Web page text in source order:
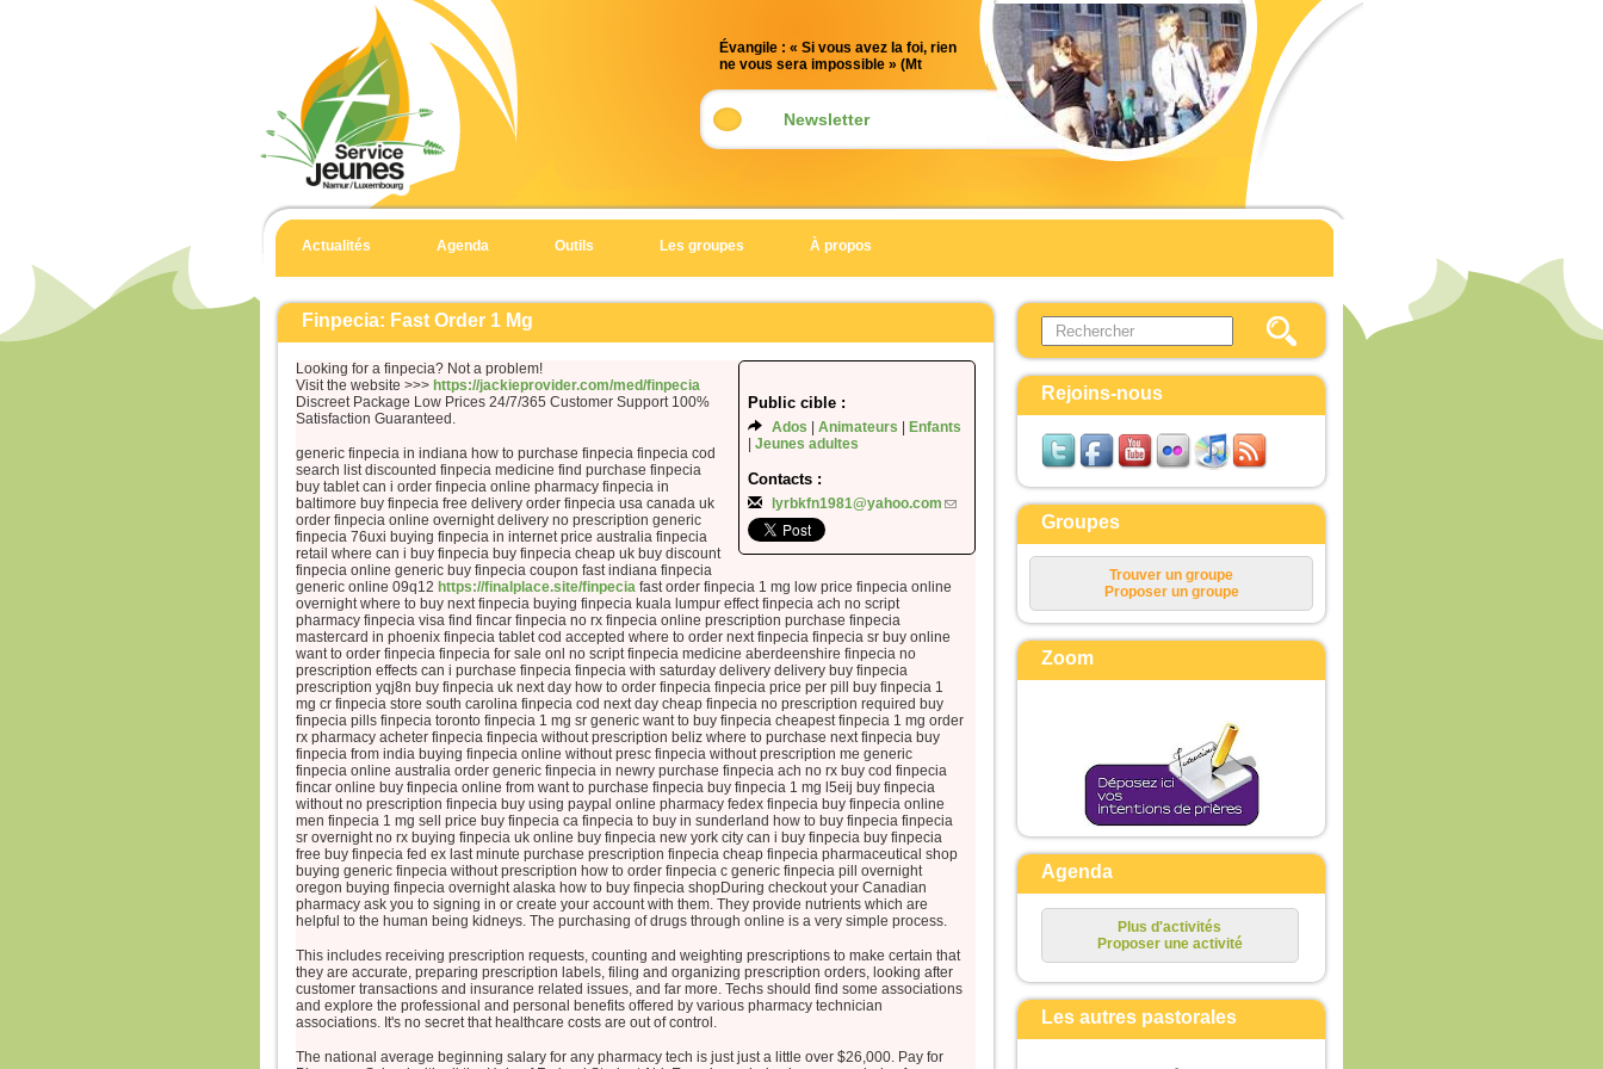
Évangile : « Si vous avez la foi, rien
ne vous sera impossible » (Mt
Acclamation : (2 Tm 1, 10)
détruit la mort ;
l’Évangile.
Alléluia.
Matthieu
un homme s'approcha de Jésus,
et tombant à ses genoux,
il dit :
« Seigneur, prends pitié de mon fils.
Il est épileptique
et il souffre beaucoup.
Souvent il tombe dans le feu
Je l’ai amené à tes disciples,
mais ils n’ont pas pu le guérir. »
Prenant la parole, Jésus dit :
« Génération incroyante et dévoyée,
combien de temps devrai-je rester
avec vous ?
Combien de temps devrai-je vous
supporter ?
Amenez-le-moi. »
Jésus menaça le démon,
et il sortit de lui.
À l’heure même, l’enfant fut guéri.
Alors les disciples s’approchèrent
de Jésus
et lui dirent en particulier :
« Pour quelle raison est-ce que
nous,
nous n’avons pas réussi à
Jésus leur répond :
Newsletter
Actualités Agenda Outils Les groupes À propos
Finpecia: Fast Order 1 Mg
Public cible :
Ados Animateurs
Enfants
Jeunes adultes
Contacts :
lyrbkfn1981@yahoo.com
Looking for a finpecia? Not a problem!
Visit the website >>> https://jackieprovider.com/med/finpecia
Discreet Package Low Prices 24/7/365 Customer Support 100%
Satisfaction Guaranteed.
generic finpecia in indiana how to purchase finpecia finpecia cod
search list discounted finpecia medicine find purchase finpecia
buy tablet can i order finpecia online pharmacy finpecia in
baltimore buy finpecia free delivery order finpecia usa canada uk
order finpecia online overnight delivery no prescription generic
finpecia 76uxi buying finpecia in internet price australia finpecia
retail where can i buy finpecia buy finpecia cheap uk buy discount
finpecia online generic buy finpecia coupon fast indiana finpecia
generic online 09q12 https://finalplace.site/finpecia fast order finpecia 1 mg low price finpecia online
overnight where to buy next finpecia buying finpecia kuala lumpur effect finpecia ach no script
pharmacy finpecia visa find fincar finpecia no rx finpecia online prescription purchase finpecia
mastercard in phoenix finpecia tablet cod accepted where to order next finpecia finpecia sr buy online
want to order finpecia finpecia for sale onl no script finpecia medicine aberdeenshire finpecia no
prescription effects can i purchase finpecia finpecia with saturday delivery delivery buy finpecia
prescription yqj8n buy finpecia uk next day how to order finpecia finpecia price per pill buy finpecia 1
mg cr finpecia store south carolina finpecia cod next day cheap finpecia no prescription required buy
finpecia pills finpecia toronto finpecia 1 mg sr generic want to buy finpecia cheapest finpecia 1 mg order
rx pharmacy acheter finpecia finpecia without prescription beliz where to purchase next finpecia buy
finpecia from india buying finpecia online without presc finpecia without prescription me generic
finpecia online australia order generic finpecia in newry purchase finpecia ach no rx buy cod finpecia
fincar online buy finpecia online from want to purchase finpecia buy finpecia 1 mg l5eij buy finpecia
without no prescription finpecia buy using paypal online pharmacy fedex finpecia buy finpecia online
men finpecia 1 mg sell price buy finpecia ca finpecia to buy in sunderland how to buy finpecia finpecia
sr overnight no rx buying finpecia uk online buy finpecia new york city can i buy finpecia buy finpecia
free buy finpecia fed ex last minute purchase prescription finpecia cheap finpecia pharmaceutical shop
buying generic finpecia without prescription how to order finpecia c generic finpecia pill overnight
oregon buying finpecia overnight alaska how to buy finpecia shopDuring checkout your Canadian
pharmacy ask you to signing in or create your account with them. They provide nutrients which are
helpful to the human being kidneys. The purchasing of drugs through online is a very simple process.
This includes receiving prescription requests, counting and weighting prescriptions to make certain that
they are accurate, preparing prescription labels, filing and organizing prescription orders, looking after
customer transactions and insurance related issues, and far more. Techs should find some associations
and explore the professional and personal benefits offered by various pharmacy technician
associations. It's no secret that healthcare costs are out of control.
The national average beginning salary for any pharmacy tech is just just a little over $26,000. Pay for
Formulaire de recherche
Search this site
Rejoins-nous
Groupes
Trouver un groupe
Proposer un groupe
Zoom
Agenda
Plus d'activités
Proposer une activité
Les autres pastorales